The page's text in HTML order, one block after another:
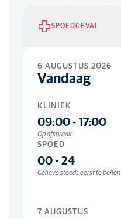
SPOEDGEVAL
Spoed
ELKE DAG
Gelieve steeds eerst te bellen
6 AUGUSTUS 2026
Vandaag
KLINIEK
09:00 - 17:00
Op afspraak
SPOED
00 - 24
Gelieve steeds eerst te bellen
7 AUGUSTUS